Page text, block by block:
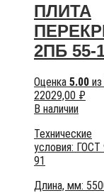
ПЛИТА
2ПБ 55-
Оценка 5.00
22029,00 ₽
В наличии
Технические
условия: ГОСТ
91
Длина, мм: